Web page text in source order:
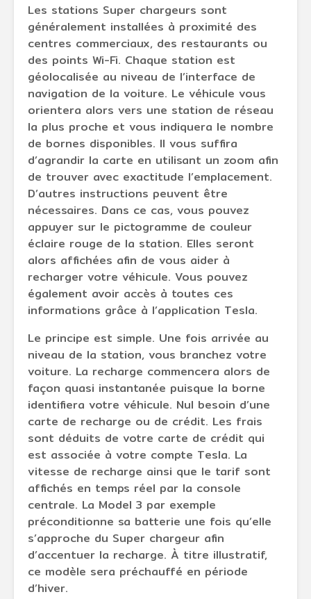
Les stations Super chargeurs sont
généralement installées à proximité des
centres commerciaux, des restaurants ou
des points Wi-Fi. Chaque station est
géolocalisée au niveau de l’interface de
navigation de la voiture. Le véhicule vous
orientera alors vers une station de réseau
la plus proche et vous indiquera le nombre
de bornes disponibles. Il vous suffira
d’agrandir la carte en utilisant un zoom afin
de trouver avec exactitude l’emplacement.
D’autres instructions peuvent être
nécessaires. Dans ce cas, vous pouvez
appuyer sur le pictogramme de couleur
éclaire rouge de la station. Elles seront
alors affichées afin de vous aider à
recharger votre véhicule. Vous pouvez
également avoir accès à toutes ces
informations grâce à l’application Tesla.
Le principe est simple. Une fois arrivée au
niveau de la station, vous branchez votre
voiture. La recharge commencera alors de
façon quasi instantanée puisque la borne
identifiera votre véhicule. Nul besoin d’une
carte de recharge ou de crédit. Les frais
sont déduits de votre carte de crédit qui
est associée à votre compte Tesla. La
vitesse de recharge ainsi que le tarif sont
affichés en temps réel par la console
centrale. La Model 3 par exemple
préconditionne sa batterie une fois qu’elle
s’approche du Super chargeur afin
d’accentuer la recharge. À titre illustratif,
ce modèle sera préchauffé en période
d’hiver.